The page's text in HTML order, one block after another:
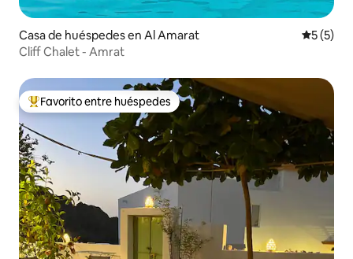
Casa de huéspedes en Al Amarat
5 (5)
Cliff Chalet - Amrat
De los mejores en Favorito entre huéspedes
Favorito entre huéspedes